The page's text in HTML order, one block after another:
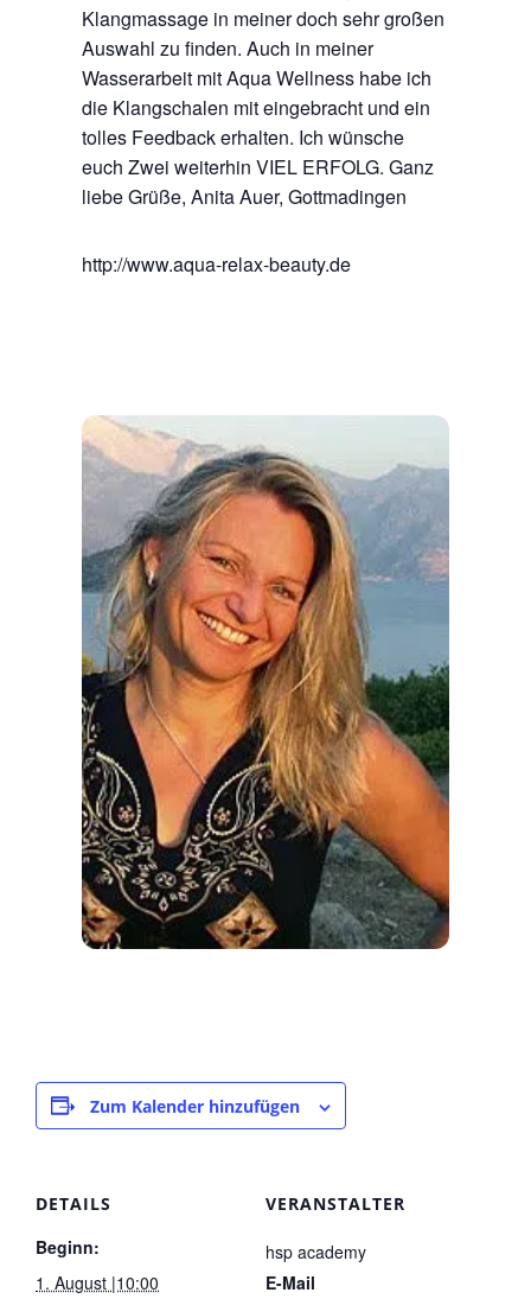
Klangmassage in meiner doch sehr großen
Auswahl zu finden. Auch in meiner
Wasserarbeit mit Aqua Wellness habe ich
die Klangschalen mit eingebracht und ein
tolles Feedback erhalten. Ich wünsche
euch Zwei weiterhin VIEL ERFOLG. Ganz
liebe Grüße, Anita Auer, Gottmadingen
http://www.aqua-relax-beauty.de
Zum Kalender hinzufügen
DETAILS
Beginn:
1. August |10:00
VERANSTALTER
hsp academy
E-Mail